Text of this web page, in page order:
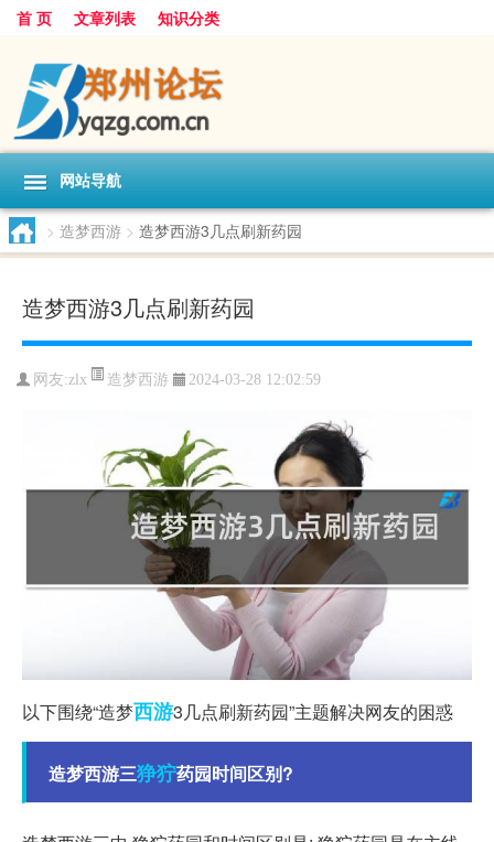
首 页 文章列表 知识分类
网站导航
> 造梦西游 > 造梦西游3几点刷新药园
造梦西游3几点刷新药园
网友:zlx 造梦西游 2024-03-28 12:02:59
以下围绕“造梦西游3几点刷新药园”主题解决网友的困惑
造梦西游三狰狞药园时间区别?